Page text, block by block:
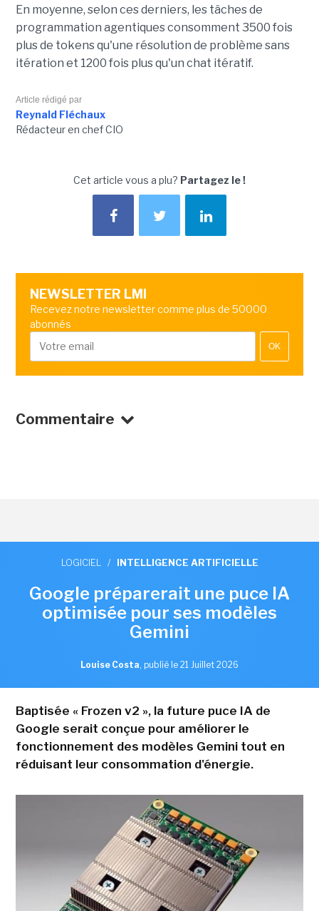
En moyenne, selon ces derniers, les tâches de
programmation agentiques consomment 3500 fois
plus de tokens qu'une résolution de problème sans
itération et 1200 fois plus qu'un chat itératif.
Article rédigé par
Reynald Fléchaux
Rédacteur en chef CIO
Cet article vous a plu? Partagez le !
NEWSLETTER LMI
Recevez notre newsletter comme plus de 50000
abonnés
OK
Commentaire
LOGICIEL / INTELLIGENCE ARTIFICIELLE
Google préparerait une puce IA
optimisée pour ses modèles
Gemini
Louise Costa, publié le 21 Juillet 2026
Baptisée « Frozen v2 », la future puce IA de
Google serait conçue pour améliorer le
fonctionnement des modèles Gemini tout en
réduisant leur consommation d'énergie.